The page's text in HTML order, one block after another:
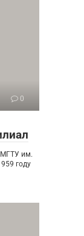
0
им.
году